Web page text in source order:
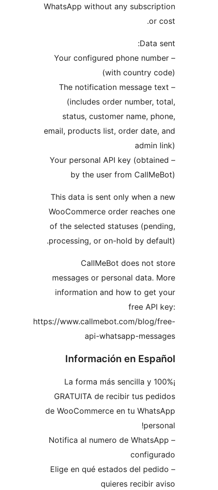
WhatsApp without any
– Your configured phone
(with
– The notification
(includes order
status, customer name,
email, products list, order
– Your personal API key
by the user from
This data is sent only
WooCommerce order
of the selected statuses
processing, or on-hold by
CallMeBot does
messages or personal
information and how to
https://www.callmebot.com/
api-whatsapp-
Información en
¡La forma más sencilla
GRATUITA de recibir tus
de WooCommerce en tu
– Notifica al numero de
– Elige en qué estados del
quieres